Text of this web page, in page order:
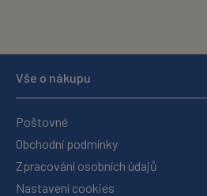
Vše o nákupu
Poštovné
Obchodní podmínky
Zpracování osobních údajů
Nastavení cookies